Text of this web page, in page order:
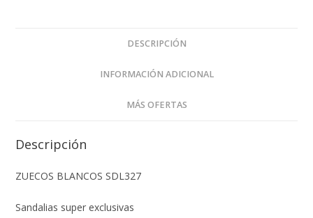
DESCRIPCIÓN
INFORMACIÓN ADICIONAL
MÁS OFERTAS
Descripción
ZUECOS BLANCOS SDL327
Sandalias super exclusivas